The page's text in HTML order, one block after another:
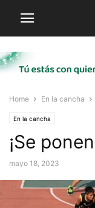
Home En la cancha
En la cancha
¡Se
mayo 18, 2023